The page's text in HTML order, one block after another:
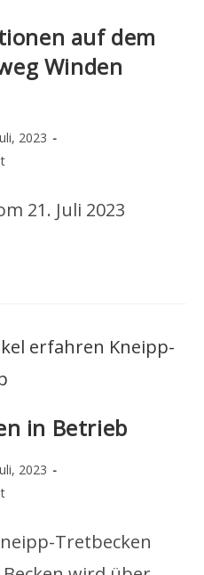
auf dem
Winden
2023
21. Juli 2023
in Betrieb
2023
Tretbecken